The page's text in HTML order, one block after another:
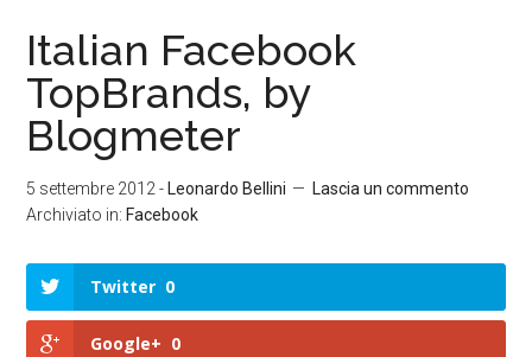
Italian Facebook
TopBrands, by
Blogmeter
5 settembre 2012 - Leonardo Bellini
Lascia un commento
Archiviato in: Facebook
Twitter 0
Google+ 0